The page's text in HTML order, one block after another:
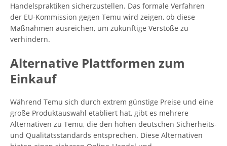
Handelspraktiken sicherzustellen. Das formale Verfahren
der EU-Kommission gegen Temu wird zeigen, ob diese
Maßnahmen ausreichen, um zukünftige Verstöße zu
verhindern.
Alternative Plattformen zum
Einkauf
Während Temu sich durch extrem günstige Preise und eine
große Produktauswahl etabliert hat, gibt es mehrere
Alternativen zu Temu, die den hohen deutschen Sicherheits-
und Qualitätsstandards entsprechen. Diese Alternativen